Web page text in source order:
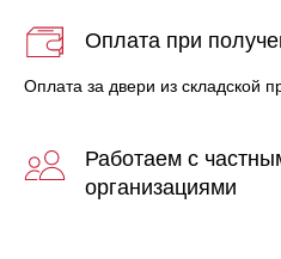
Оплата при
Оплата за двери из складской
Работаем с
организациями